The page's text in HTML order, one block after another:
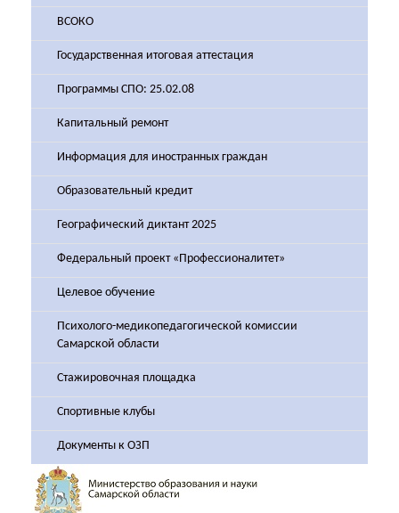
ВСОКО
Государственная итоговая аттестация
Программы СПО: 25.02.08
Капитальный ремонт
Информация для иностранных граждан
Образовательный кредит
Географический диктант 2025
Федеральный проект «Профессионалитет»
Целевое обучение
Психолого-медикопедагогической комиссии
Самарской области
Стажировочная площадка
Спортивные клубы
Документы к ОЗП